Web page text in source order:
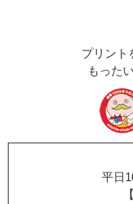
プリント
もった
平日